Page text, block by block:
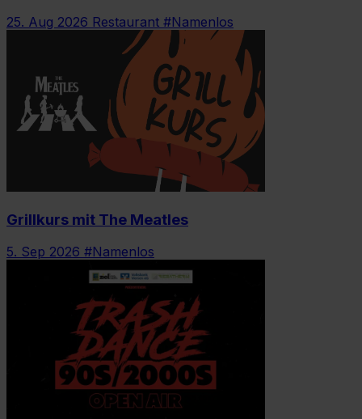
25. Aug 2026 Restaurant #Namenlos
Grillkurs mit The Meatles
5. Sep 2026 #Namenlos